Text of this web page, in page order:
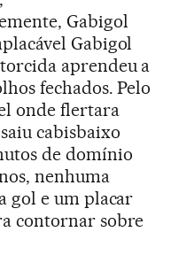
Gabigol
Gabigol
aprendeu a
fechados. Pelo
onde flertara
cabisbaixo
de domínio
nenhuma
gol e um placar
contornar sobre